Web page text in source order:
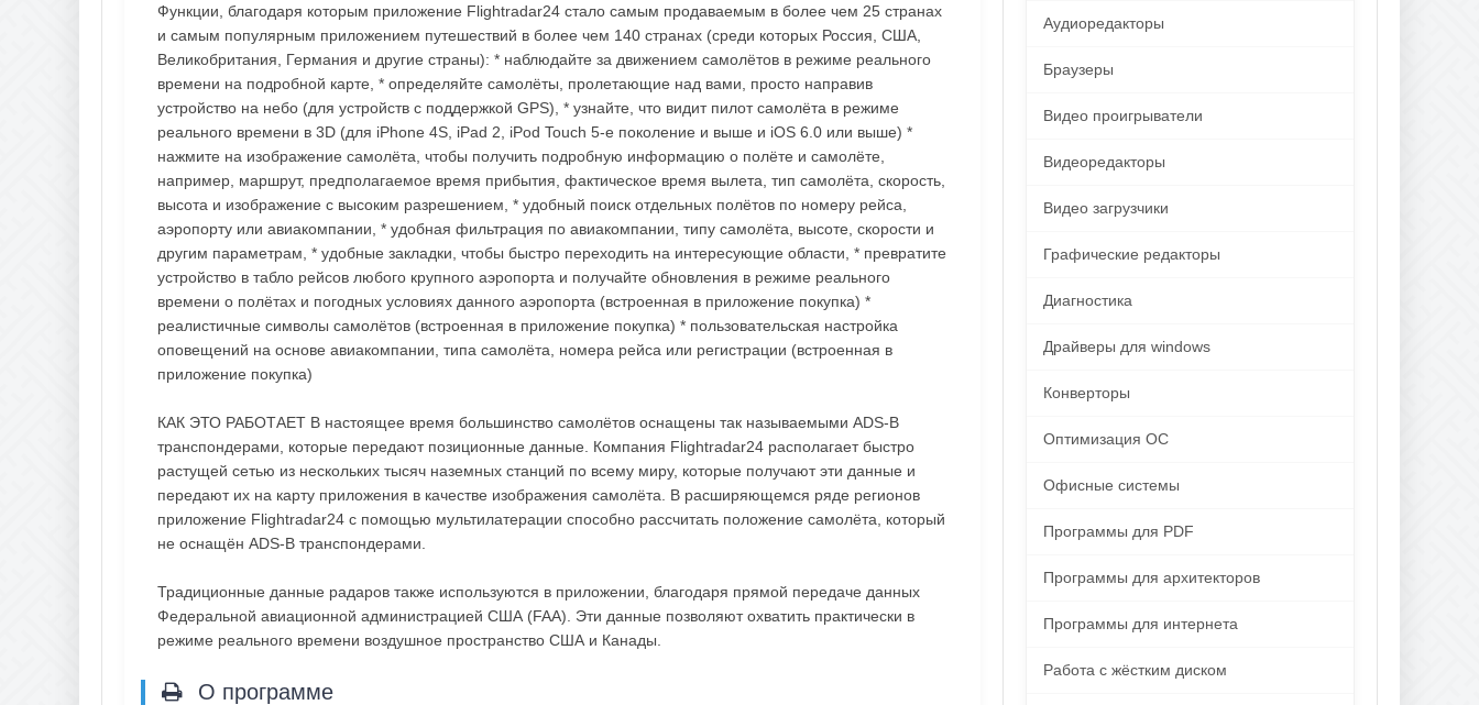
Функции, благодаря которым приложение Flightradar24 стало самым продаваемым в более чем 25 странах
и самым популярным приложением путешествий в более чем 140 странах (среди которых Россия, США,
Великобритания, Германия и другие страны): * наблюдайте за движением самолётов в режиме реального
времени на подробной карте, * определяйте самолёты, пролетающие над вами, просто направив
устройство на небо (для устройств с поддержкой GPS), * узнайте, что видит пилот самолёта в режиме
реального времени в 3D (для iPhone 4S, iPad 2, iPod Touch 5-е поколение и выше и iOS 6.0 или выше) *
нажмите на изображение самолёта, чтобы получить подробную информацию о полёте и самолёте,
например, маршрут, предполагаемое время прибытия, фактическое время вылета, тип самолёта, скорость,
высота и изображение с высоким разрешением, * удобный поиск отдельных полётов по номеру рейса,
аэропорту или авиакомпании, * удобная фильтрация по авиакомпании, типу самолёта, высоте, скорости и
другим параметрам, * удобные закладки, чтобы быстро переходить на интересующие области, * превратите
устройство в табло рейсов любого крупного аэропорта и получайте обновления в режиме реального
времени о полётах и погодных условиях данного аэропорта (встроенная в приложение покупка) *
реалистичные символы самолётов (встроенная в приложение покупка) * пользовательская настройка
оповещений на основе авиакомпании, типа самолёта, номера рейса или регистрации (встроенная в
приложение покупка)
КАК ЭТО РАБОТАЕТ В настоящее время большинство самолётов оснащены так называемыми ADS-B
транспондерами, которые передают позиционные данные. Компания Flightradar24 располагает быстро
растущей сетью из нескольких тысяч наземных станций по всему миру, которые получают эти данные и
передают их на карту приложения в качестве изображения самолёта. В расширяющемся ряде регионов
приложение Flightradar24 с помощью мультилатерации способно рассчитать положение самолёта, который
не оснащён ADS-B транспондерами.
Традиционные данные радаров также используются в приложении, благодаря прямой передаче данных
Федеральной авиационной администрацией США (FAA). Эти данные позволяют охватить практически в
режиме реального времени воздушное пространство США и Канады.
О программе
Аудиоредакторы
Браузеры
Видео проигрыватели
Видеоредакторы
Видео загрузчики
Графические редакторы
Диагностика
Драйверы для windows
Конверторы
Оптимизация ОС
Офисные системы
Программы для PDF
Программы для архитекторов
Программы для интернета
Работа с жёстким диском